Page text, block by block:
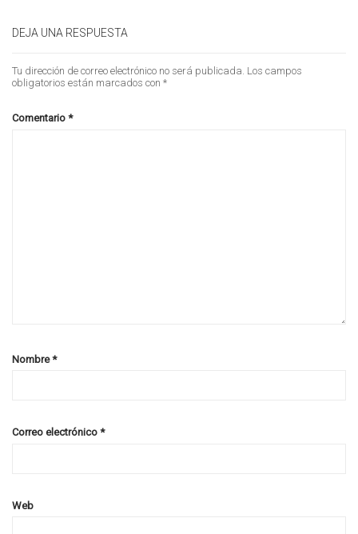
DEJA UNA RESPUESTA
Tu dirección de correo electrónico no será publicada. Los campos
obligatorios están marcados con *
Comentario *
Nombre*
Correo electrónico *
Web